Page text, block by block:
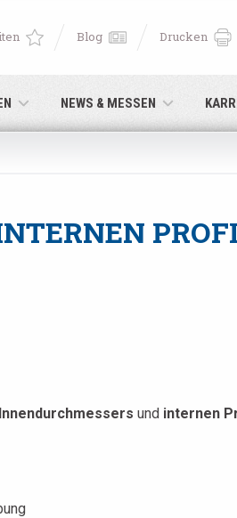
NEWS & MESSEN
Blog Drucken
Innendurchmessers und internen